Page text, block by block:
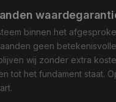
binnen het
geen
wij zonder extra
tot het fundament staat.